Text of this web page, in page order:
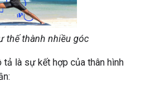
thế thành nhiều góc
là sự kết hợp của thân hình